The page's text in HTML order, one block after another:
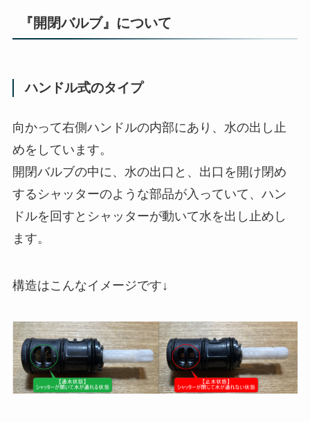
『開閉バルブ』について
ハンドル式のタイプ
向かって右側ハンドルの内部にあり、水の出し止
めをしています。
開閉バルブの中に、水の出口と、出口を開け閉め
するシャッターのような部品が入っていて、ハン
ドルを回すとシャッターが動いて水を出し止めし
ます。
構造はこんなイメージです↓